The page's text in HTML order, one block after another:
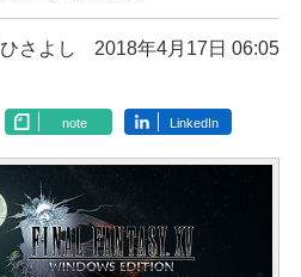
さよし 2018年4月17日 06:05
note LinkedIn